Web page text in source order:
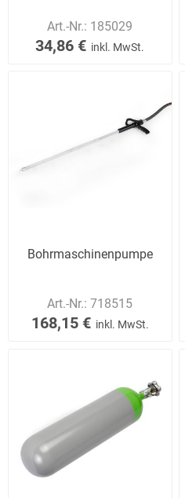
Art.-Nr.: 185029
34,86 € inkl. MwSt.
Bohrmaschinenpumpe
Art.-Nr.:718515
168,15 € inkl. MwSt.